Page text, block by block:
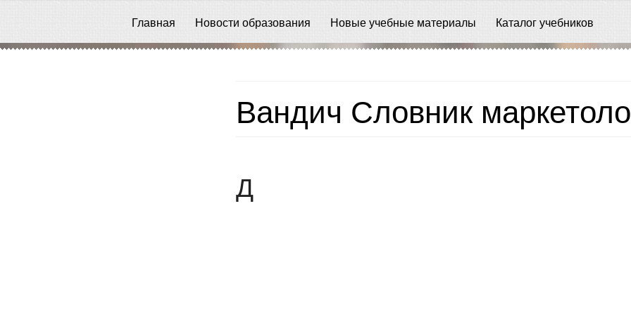
Главная Новости образования Новые учебные материалы Каталог учебников
Вандич Словник
Д